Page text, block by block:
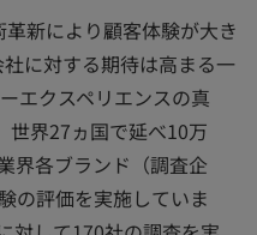
新により顧客体験が大き
に対する期待は高まる一
エクスペリエンスの真
世界27ヵ国で延べ10万
界各ブランド（調査企
の評価を実施していま